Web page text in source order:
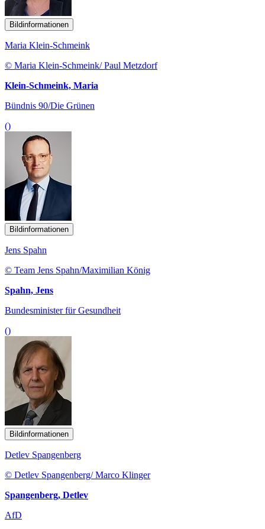
Bildinformationen
Maria Klein-Schmeink
© Maria Klein-Schmeink/ Paul Metzdorf
Klein-Schmeink, Maria
Bündnis 90/Die Grünen
()
Bildinformationen
Jens Spahn
© Team Jens Spahn/Maximilian König
Spahn, Jens
Bundesminister für Gesundheit
()
Bildinformationen
Detlev Spangenberg
© Detlev Spangenberg/ Marco Klinger
Spangenberg, Detlev
AfD